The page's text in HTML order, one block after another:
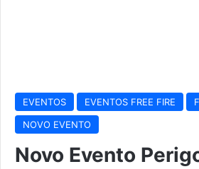
EVENTOS EVENTOS FREE FIRE
NOVO EVENTO
Novo Evento